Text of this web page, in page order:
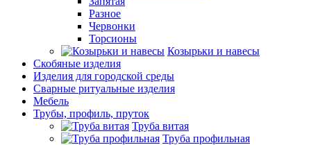
Разное
Червонки
Торсионы
Козырьки и навесы
Скобяные изделия
Изделия для городской среды
Сварные ритуальные изделия
Мебель
Трубы, профиль, пруток
Труба витая
Труба профильная